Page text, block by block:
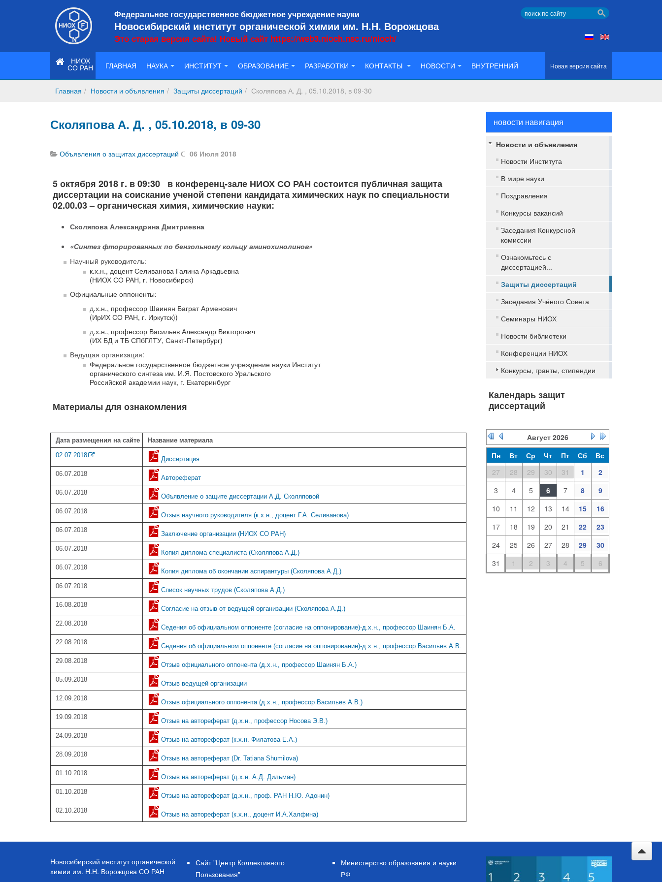
Федеральное государственное бюджетное учреждение науки
Новосибирский институт органической химии им. Н.Н. Ворожцова
Это старая версия сайта! Новый сайт https://web3.nioch.nsc.ru/nioch/
НИОХ
СО РАН Новая версия сайта
ГЛАВНАЯ НАУКА ИНСТИТУТ ОБРАЗОВАНИЕ РАЗРАБОТКИ КОНТАКТЫ НОВОСТИ ВНУТРЕННИЙ
Главная Новости и объявления Защиты диссертаций Сколяпова А. Д. , 05.10.2018, в 09-30
Сколяпова А. Д. , 05.10.2018, в 09-30
Объявления о защитах диссертаций 06 Июля 2018
5 октября 2018 г. в 09:30 в конференц-зале НИОХ СО РАН состоится публичная защита
диссертации на соискание ученой степени кандидата химических наук по специальности
02.00.03 – органическая химия, химические науки:
Сколяпова Александрина Дмитриевна
«Синтез фторированных по бензольному кольцу аминохинолинов»
Научный руководитель:
к.х.н., доцент Селиванова Галина Аркадьевна
(НИОХ СО РАН, г. Новосибирск)
Официальные оппоненты:
д.х.н., профессор Шаинян Баграт Арменович
(ИрИХ СО РАН, г. Иркутск))
д.х.н., профессор Васильев Александр Викторович
(ИХ БД и ТБ СПбГЛТУ, Санкт-Петербург)
Ведущая организация:
Федеральное государственное бюджетное учреждение науки Институт
органического синтеза им. И.Я. Постовского Уральского
Российской академии наук, г. Екатеринбург
Материалы для ознакомления
Дата размещения на сайте
Название материала
02.07.2018
Диссертация
06.07.2018
Автореферат
06.07.2018
Объявление о защите диссертации А.Д. Сколяповой
06.07.2018
Отзыв научного руководителя (к.х.н., доцент Г.А. Селиванова)
06.07.2018
Заключение организации (НИОХ СО РАН)
06.07.2018
Копия диплома специалиста (Сколяпова А.Д.)
06.07.2018
Копия диплома об окончании аспирантуры (Сколяпова А.Д.)
06.07.2018
Список научных трудов (Сколяпова А.Д.)
16.08.2018
Согласие на отзыв от ведущей организации (Сколяпова А.Д.)
22.08.2018
Седения об официальном оппоненте (согласие на оппонирование)-д.х.н., профессор Шаинян Б.А.
22.08.2018
Седения об официальном оппоненте (согласие на оппонирование)-д.х.н., профессор Васильев А.В.
29.08.2018
Отзыв официального оппонента (д.х.н., профессор Шаинян Б.А.)
05.09.2018
Отзыв ведущей организации
12.09.2018
Отзыв официального оппонента (д.х.н., профессор Васильев А.В.)
19.09.2018
Отзыв на автореферат (д.х.н., профессор Носова Э.В.)
24.09.2018
Отзыв на автореферат (к.х.н. Филатова Е.А.)
28.09.2018
Отзыв на автореферат (Dr. Tatiana Shumilova)
01.10.2018
Отзыв на автореферат (д.х.н. А.Д. Дильман)
01.10.2018
Отзыв на автореферат (д.х.н., проф. РАН Н.Ю. Адонин)
02.10.2018
Отзыв на автореферат (к.х.н., доцент И.А.Халфина)
новости навигация
Новости и объявления
Новости Института
В мире науки
Поздравления
Конкурсы вакансий
Заседания Конкурсной
комиссии
Ознакомьтесь с
диссертацией...
Защиты диссертаций
Заседания Учёного Совета
Семинары НИОХ
Новости библиотеки
Конференции НИОХ
Конкурсы, гранты, стипендии
Календарь защит
диссертаций
Август 2026
Пн
Вт Ср Чт Пт Сб
Вс
27
28 29 30 31 1
2
3
4 5 6 7 8
9
10
11 12 13 14 15
16
17
18 19 20 21 22
23
24
25 26 27 28 29
30
31
1 2 3 4 5 6
Новосибирский институт органической
химии им. Н.Н. Ворожцова СО РАН
Сайт "Центр Коллективного
Пользования"
Министерство образования и науки
РФ